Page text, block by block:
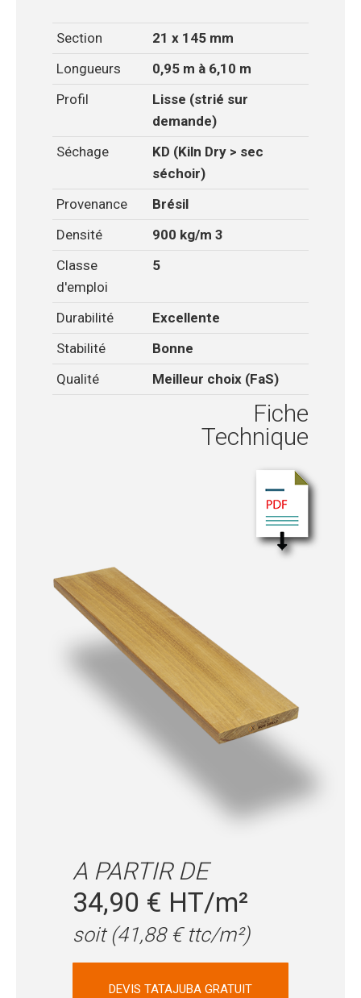
Section
21 x 145 mm
Longueurs
0,95 m à 6,10 m
Profil
Lisse (strié sur
demande)
Séchage
KD (Kiln Dry > sec
séchoir)
Provenance
Brésil
Densité
900 kg/m 3
Classe
d'emploi
5
Durabilité
Excellente
Stabilité
Bonne
Qualité
Meilleur choix (FaS)
Fiche
Technique
A PARTIR DE
34,90 € HT/m²
soit (41,88 € ttc/m²)
DEVIS TATAJUBA GRATUIT